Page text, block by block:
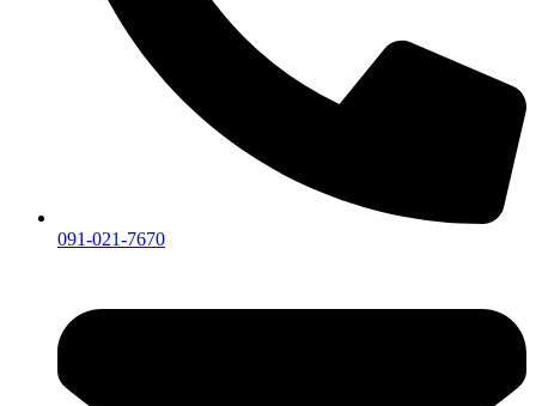
091-021-7670